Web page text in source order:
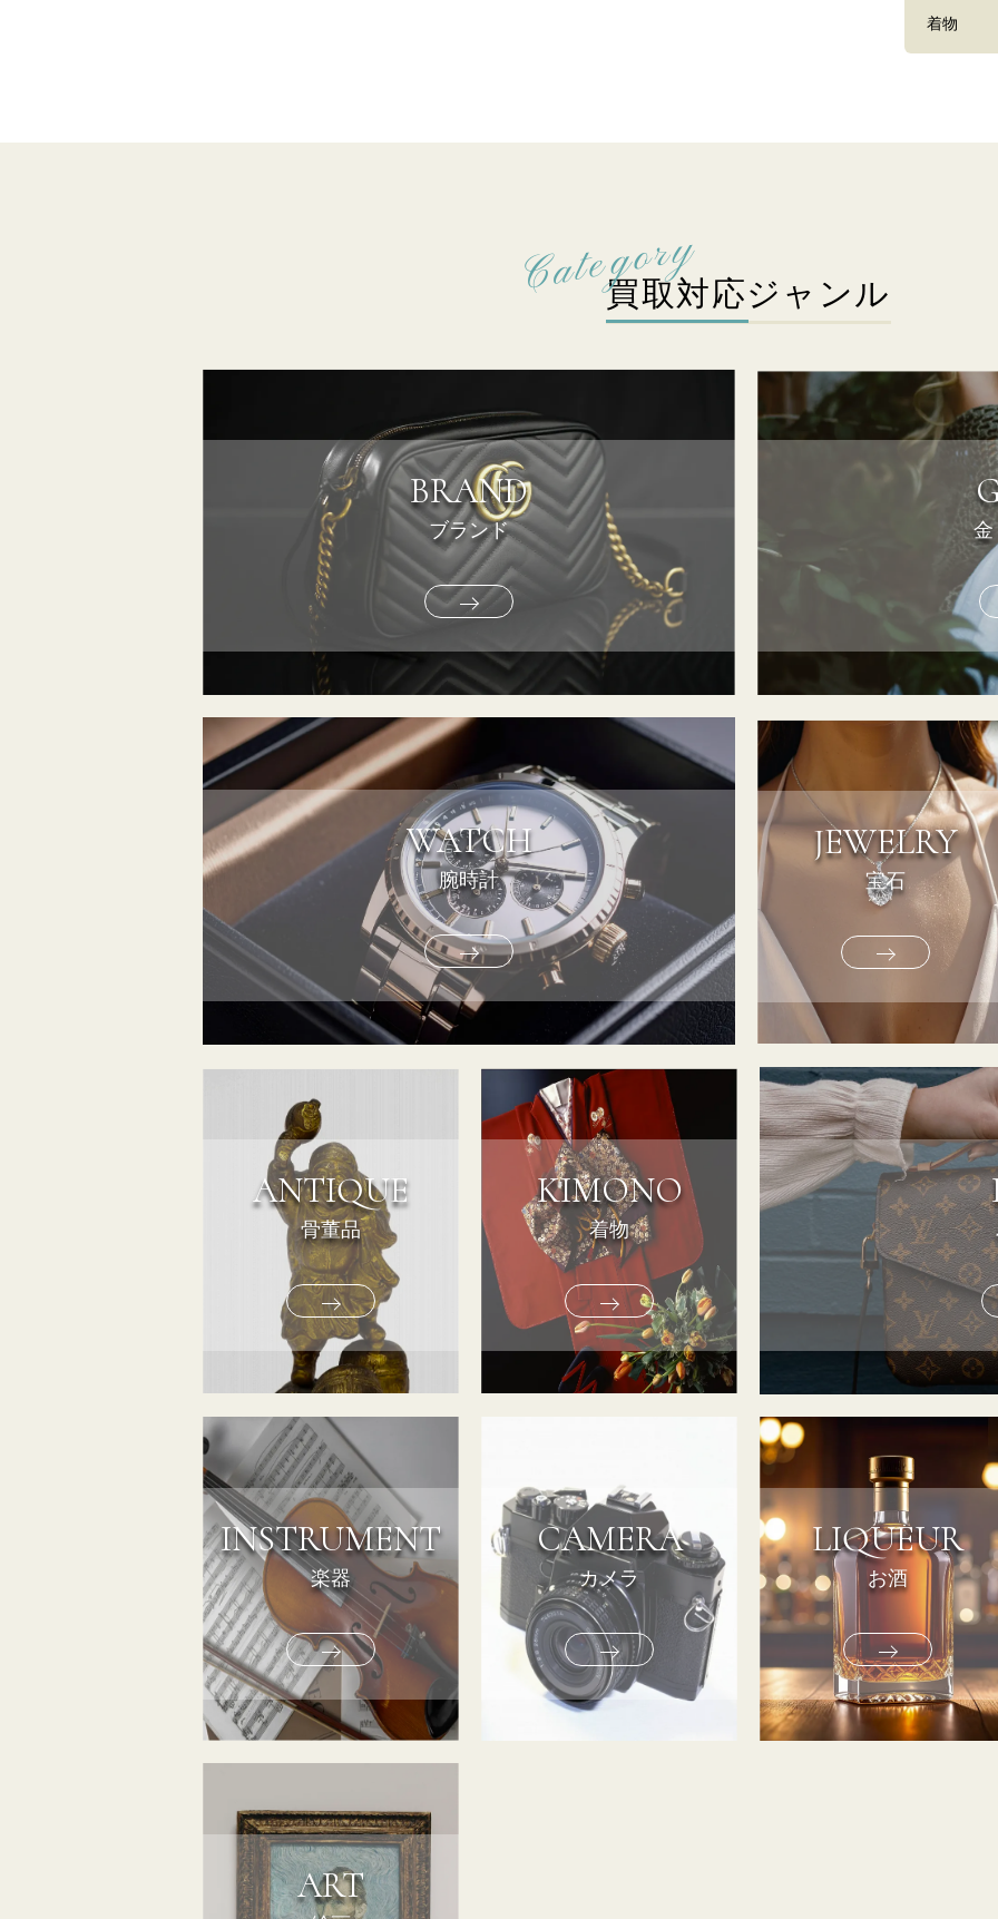
着物
買取対応ジャンル
BRAND
ブランド
WATCH
腕時計
JEWELRY
宝石
ANTIQUE
骨董品
KIMONO
着物
INSTRUMENT
楽器
CAMERA
カメラ
LIQUEUR
お酒
ART